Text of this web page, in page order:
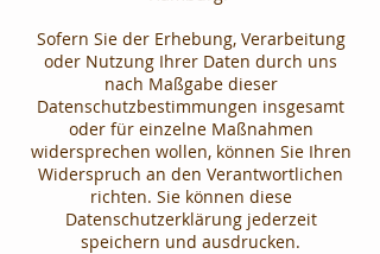
Sofern Sie der Erhebung, Verarbeitung
oder Nutzung Ihrer Daten durch uns
nach Maßgabe dieser
Datenschutzbestimmungen insgesamt
oder für einzelne Maßnahmen
widersprechen wollen, können Sie Ihren
Widerspruch an den Verantwortlichen
richten. Sie können diese
Datenschutzerklärung jederzeit
speichern und ausdrucken.​